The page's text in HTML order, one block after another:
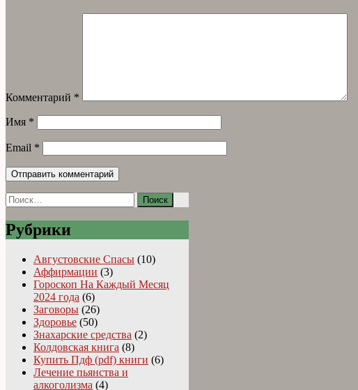
Комментарий *
Имя *
Email *
Найти:
Рубрики
Августовские Спасы (10)
Аффирмации (3)
Гороскоп На Каждый Месяц
2024 года (6)
Заговоры (26)
Здоровье (50)
Знахарские средства (2)
Колдовская книга (8)
Купить Пдф (pdf) книги (6)
Лечение пьянства и
алкоголизма (4)